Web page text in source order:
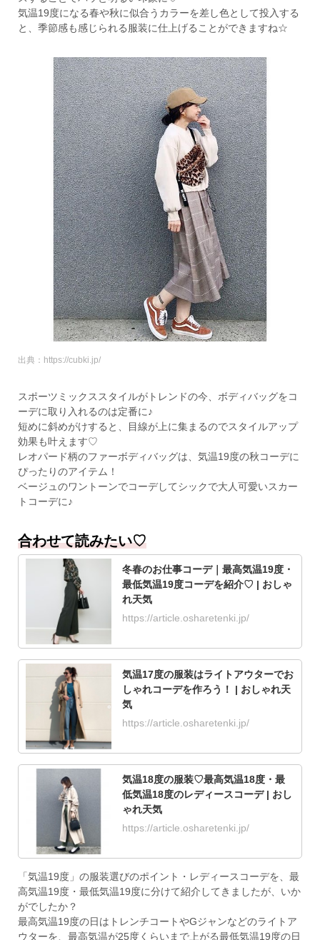
気温19度になる春や秋に似合うカラーを差し色として投入する
と、季節感も感じられる服装に仕上げることができますね☆
出典：https://cubki.jp/
スポーツミックススタイルがトレンドの今、ボディバッグをコ
ーデに取り入れるのは定番に♪
短めに斜めがけすると、目線が上に集まるのでスタイルアップ
効果も叶えます♡
レオパード柄のファーボディバッグは、気温19度の秋コーデに
ぴったりのアイテム！
ベージュのワントーンでコーデしてシックで大人可愛いスカー
トコーデに♪
合わせて読みたい♡
冬春のお仕事コーデ｜最高気温19度・
最低気温19度コーデを紹介♡ | おしゃ
れ天気
https://article.osharetenki.jp/
気温17度の服装はライトアウターでお
しゃれコーデを作ろう！ | おしゃれ天
気
https://article.osharetenki.jp/
気温18度の服装♡最高気温18度・最
低気温18度のレディースコーデ | おし
ゃれ天気
https://article.osharetenki.jp/
「気温19度」の服装選びのポイント・レディースコーデを、最
高気温19度・最低気温19度に分けて紹介してきましたが、いか
がでしたか？
最高気温19度の日はトレンチコートやGジャンなどのライトア
ウターを、最高気温が25度くらいまで上がる最低気温19度の日